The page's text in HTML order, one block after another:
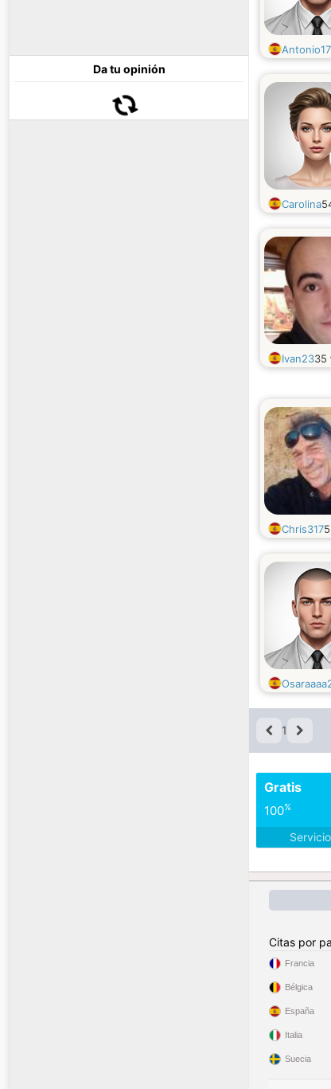
Da tu opinión
Antonio17
Carolina
Ivan2335
Chris317
1
Gratis
100%
Citas por
Francia
Bélgica
España
Italia
Suecia